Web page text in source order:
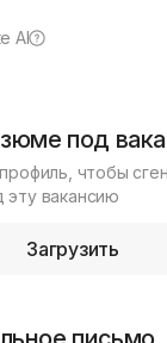
под
чтобы
вакансию
Загрузить
AI